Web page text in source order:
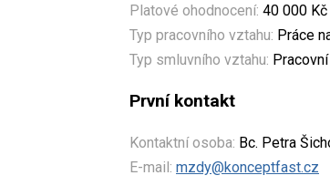
Platové ohodnocení: 40 000
Typ pracovního vztahu: Práce
Typ smluvního vztahu:
První kontakt
Kontaktní osoba: Bc. Petra
E-mail: mzdy@konceptfast.cz